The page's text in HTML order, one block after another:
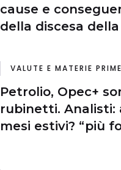
cause e
VALUTE E MATERIE PRIME
Petrolio, Opec+
rubinetti. Analisti: